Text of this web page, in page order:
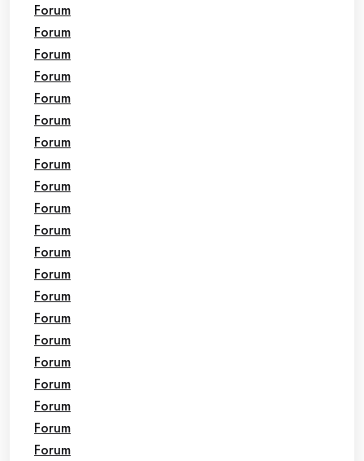
Forum
Forum
Forum
Forum
Forum
Forum
Forum
Forum
Forum
Forum
Forum
Forum
Forum
Forum
Forum
Forum
Forum
Forum
Forum
Forum
Forum